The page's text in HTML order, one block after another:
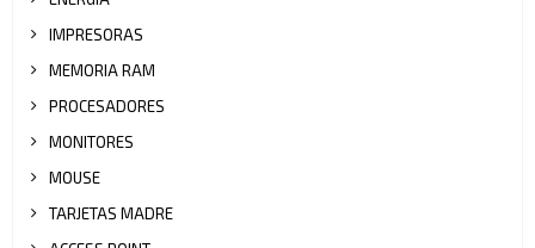
IMPRESORAS
MEMORIA RAM
PROCESADORES
MONITORES
MOUSE
TARJETAS MADRE